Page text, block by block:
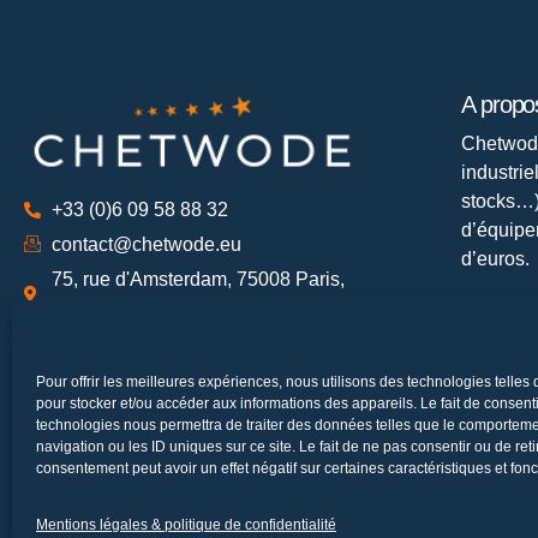
Pour offrir les meilleures expériences, nous utilisons des technologies telles
pour stocker et/ou accéder aux informations des appareils. Le fait de
technologies nous permettra de traiter des données telles que le
navigation ou les ID uniques sur ce site. Le fait de ne pas consentir ou de
consentement peut avoir un effet négatif sur certaines caractéristiques et
Mentions légales & politique de confidentialité
+33 (0)6 09 58 88 32
contact@chetwode.eu
75, rue d'Amsterdam, 75008 Paris,
A
d’euros.
Copyright © 2026 HomeQui sommes-nous ?